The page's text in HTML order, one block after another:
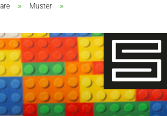
» Muster »